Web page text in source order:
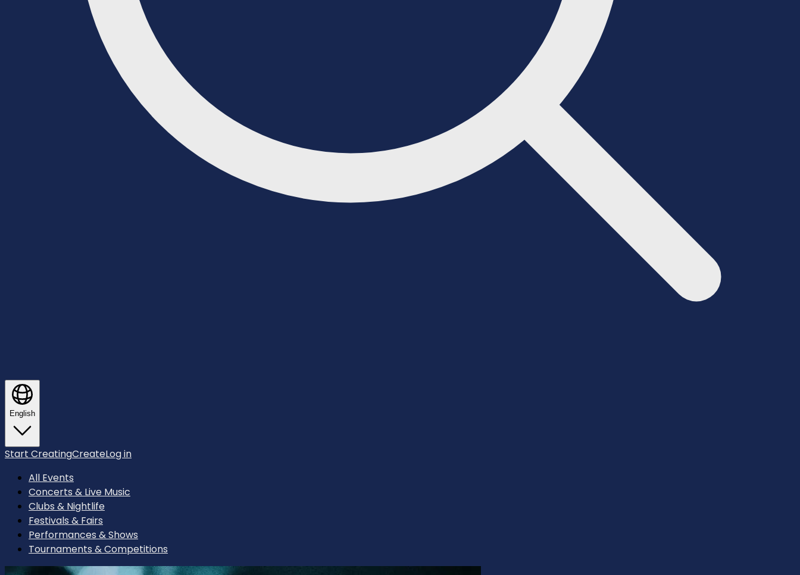
English
Start CreatingCreateLog in
All Events
Concerts & Live Music
Clubs & Nightlife
Festivals & Fairs
Performances & Shows
Tournaments & Competitions